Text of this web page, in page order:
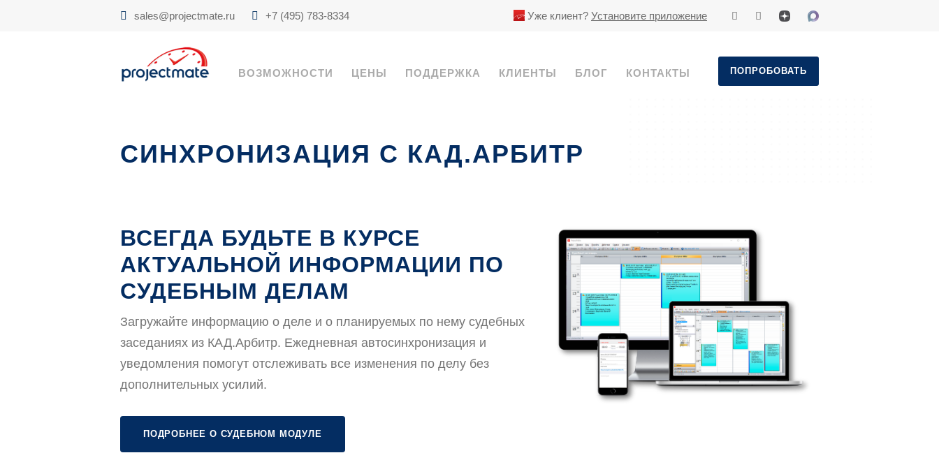
sales@projectmate.ru +7 (495) 783-8334 Уже клиент? Установите приложение
ВОЗМОЖНОСТИ ЦЕНЫ ПОДДЕРЖКА КЛИЕНТЫ БЛОГ КОНТАКТЫ ПОПРОБОВАТЬ
СИНХРОНИЗАЦИЯ С КАД.АРБИТР
ВСЕГДА БУДЬТЕ В КУРСЕ
АКТУАЛЬНОЙ ИНФОРМАЦИИ ПО
СУДЕБНЫМ ДЕЛАМ
Загружайте информацию о деле и о планируемых по нему судебных
заседаниях из КАД.Арбитр. Ежедневная автосинхронизация и
уведомления помогут отслеживать все изменения по делу без
дополнительных усилий.
ПОДРОБНЕЕ О СУДЕБНОМ МОДУЛЕ